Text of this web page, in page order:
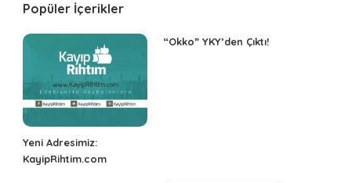
Popüler İçerikler
Yeni Adresimiz:
KayipRihtim.com
“Okko” YKY’den Çıktı!